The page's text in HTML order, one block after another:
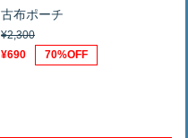
古布ポーチ
¥2,300
¥690
70%OFF